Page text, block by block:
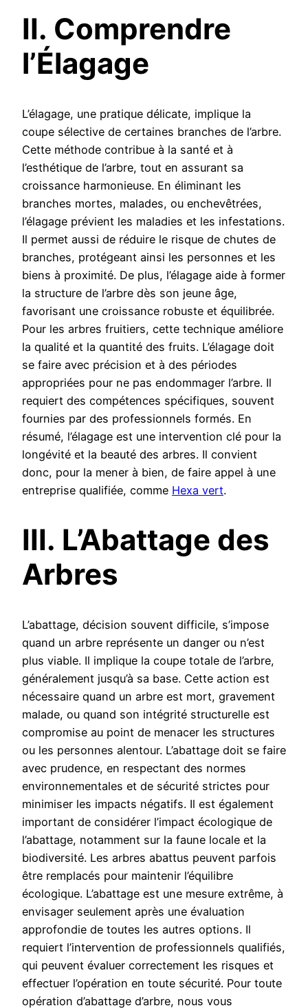
II. Comprendre
l’Élagage
L’élagage, une pratique délicate, implique la
coupe sélective de certaines branches de l’arbre.
Cette méthode contribue à la santé et à
l’esthétique de l’arbre, tout en assurant sa
croissance harmonieuse. En éliminant les
branches mortes, malades, ou enchevêtrées,
l’élagage prévient les maladies et les infestations.
Il permet aussi de réduire le risque de chutes de
branches, protégeant ainsi les personnes et les
biens à proximité. De plus, l’élagage aide à former
la structure de l’arbre dès son jeune âge,
favorisant une croissance robuste et équilibrée.
Pour les arbres fruitiers, cette technique améliore
la qualité et la quantité des fruits. L’élagage doit
se faire avec précision et à des périodes
appropriées pour ne pas endommager l’arbre. Il
requiert des compétences spécifiques, souvent
fournies par des professionnels formés. En
résumé, l’élagage est une intervention clé pour la
longévité et la beauté des arbres. Il convient
donc, pour la mener à bien, de faire appel à une
entreprise qualifiée, comme Hexa vert.
III. L’Abattage des
Arbres
L’abattage, décision souvent difficile, s’impose
quand un arbre représente un danger ou n’est
plus viable. Il implique la coupe totale de l’arbre,
généralement jusqu’à sa base. Cette action est
nécessaire quand un arbre est mort, gravement
malade, ou quand son intégrité structurelle est
compromise au point de menacer les structures
ou les personnes alentour. L’abattage doit se faire
avec prudence, en respectant des normes
environnementales et de sécurité strictes pour
minimiser les impacts négatifs. Il est également
important de considérer l’impact écologique de
l’abattage, notamment sur la faune locale et la
biodiversité. Les arbres abattus peuvent parfois
être remplacés pour maintenir l’équilibre
écologique. L’abattage est une mesure extrême, à
envisager seulement après une évaluation
approfondie de toutes les autres options. Il
requiert l’intervention de professionnels qualifiés,
qui peuvent évaluer correctement les risques et
effectuer l’opération en toute sécurité. Pour toute
opération d’abattage d’arbre, nous vous